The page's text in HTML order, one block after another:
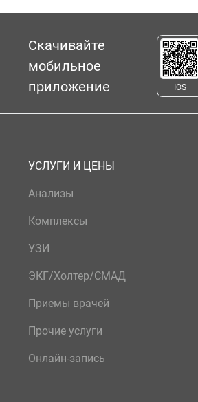
Скачивайте
мобильное
приложение
IOS
УСЛУГИ И ЦЕНЫ
Анализы
Комплексы
УЗИ
ЭКГ/Холтер/СМАД
Приемы врачей
Прочие услуги
Онлайн-запись